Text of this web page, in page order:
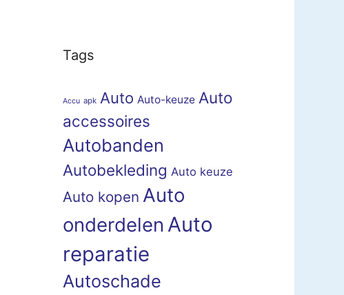
Tags
Accu apk Auto Auto-keuze Auto
accessoires
Autobanden
Autobekleding Auto keuze
Auto kopen Auto
onderdelen Auto
reparatie
Autoschade